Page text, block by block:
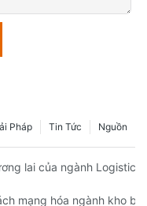
Nguồn
Tin Tức
Pháp
bị tự động hóa kho hàng
lai của ngành
hóa hiệu quả với hệ
mạng hóa ngành kho